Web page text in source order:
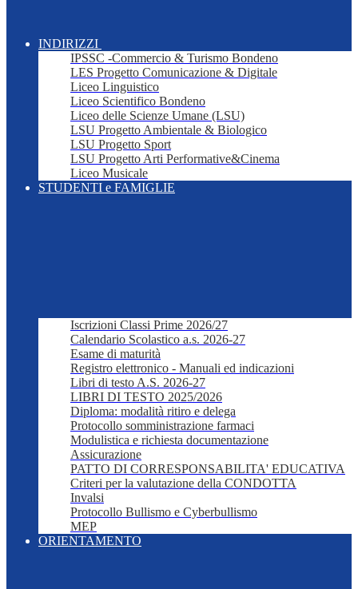
INDIRIZZI
IPSSC -Commercio & Turismo Bondeno
LES Progetto Comunicazione & Digitale
Liceo Linguistico
Liceo Scientifico Bondeno
Liceo delle Scienze Umane (LSU)
LSU Progetto Ambientale & Biologico
LSU Progetto Sport
LSU Progetto Arti Performative&Cinema
Liceo Musicale
STUDENTI e FAMIGLIE
Iscrizioni Classi Prime 2026/27
Calendario Scolastico a.s. 2026-27
Esame di maturità
Registro elettronico - Manuali ed indicazioni
Libri di testo A.S. 2026-27
LIBRI DI TESTO 2025/2026
Diploma: modalità ritiro e delega
Protocollo somministrazione farmaci
Modulistica e richiesta documentazione
Assicurazione
PATTO DI CORRESPONSABILITA' EDUCATIVA
Criteri per la valutazione della CONDOTTA
Invalsi
Protocollo Bullismo e Cyberbullismo
MEP
ORIENTAMENTO